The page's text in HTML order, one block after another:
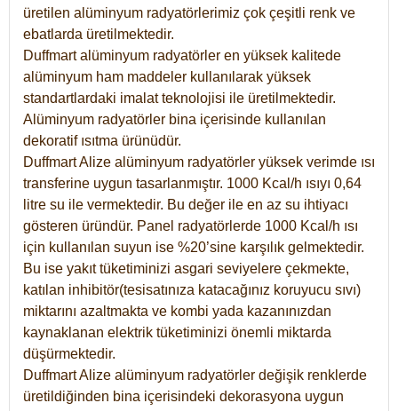
üretilen alüminyum radyatörlerimiz çok çeşitli renk ve
ebatlarda üretilmektedir.
Duffmart alüminyum radyatörler en yüksek kalitede
alüminyum ham maddeler kullanılarak yüksek
standartlardaki imalat teknolojisi ile üretilmektedir.
Alüminyum radyatörler bina içerisinde kullanılan
dekoratif ısıtma ürünüdür.
Duffmart Alize alüminyum radyatörler yüksek verimde ısı
transferine uygun tasarlanmıştır. 1000 Kcal/h ısıyı 0,64
litre su ile vermektedir. Bu değer ile en az su ihtiyacı
gösteren üründür. Panel radyatörlerde 1000 Kcal/h ısı
için kullanılan suyun ise %20’sine karşılık gelmektedir.
Bu ise yakıt tüketiminizi asgari seviyelere çekmekte,
katılan inhibitör(tesisatınıza katacağınız koruyucu sıvı)
miktarını azaltmakta ve kombi yada kazanınızdan
kaynaklanan elektrik tüketiminizi önemli miktarda
düşürmektedir.
Duffmart Alize alüminyum radyatörler değişik renklerde
üretildiğinden bina içerisindeki dekorasyona uygun